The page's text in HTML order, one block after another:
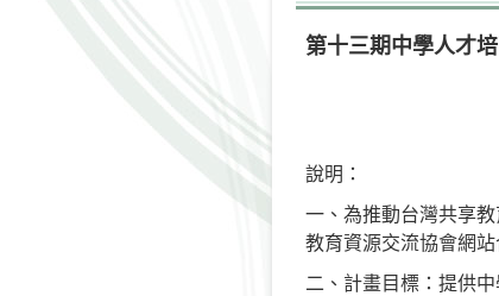
第十三期中學人才
說明：
一、為推動台灣共享
教育資源交流協會網
二、計畫目標：提供